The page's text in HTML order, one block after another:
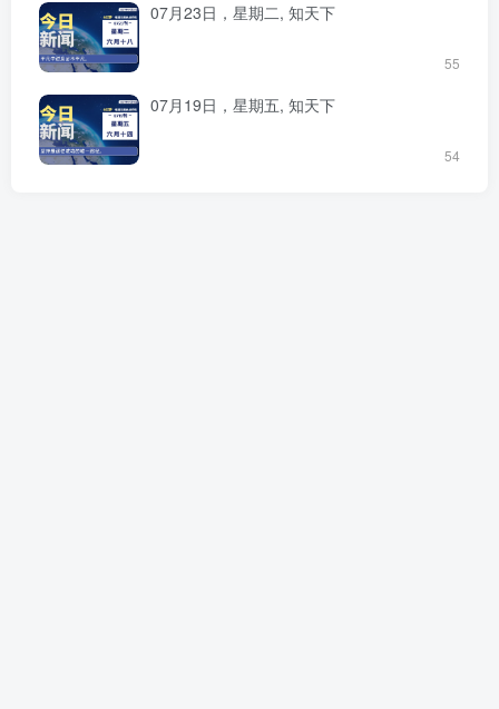
07月23日，星期二, 知天下
55
07月19日，星期五, 知天下
54